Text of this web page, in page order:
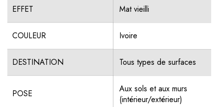
EFFET Mat vieilli
COULEUR Ivoire
DESTINATION Tous types de surfaces
POSE
Aux sols et aux murs
(intérieur/extérieur)